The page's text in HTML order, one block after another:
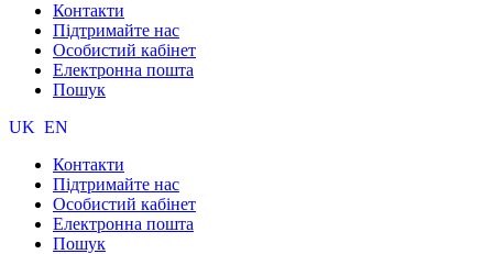
Контакти
Підтримайте нас
Особистий кабінет
Електронна пошта
Пошук
UK EN
Контакти
Підтримайте нас
Особистий кабінет
Електронна пошта
Пошук